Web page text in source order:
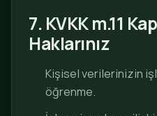
7. KVKK m.11
Haklarınız
Kişisel verilerinizin
öğrenme.